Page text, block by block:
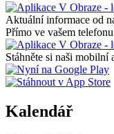
Aktuální informace od
Přímo ve vašem telefonu
Stáhněte si naši mobilní
Kalendář